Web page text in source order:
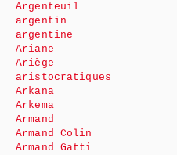
Argenteuil
argentin
argentine
Ariane
Ariège
aristocratiques
Arkana
Arkema
Armand
Armand Colin
Armand Gatti